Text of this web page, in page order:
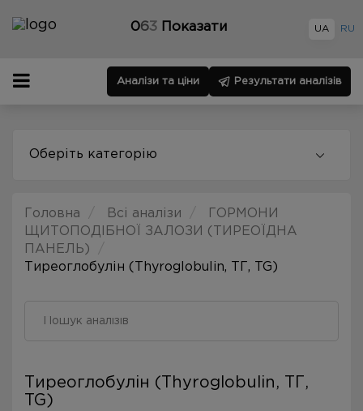
063 Показати UA RU
Аналізи та ціни Результати аналізів
Оберіть категорію
Головна Всі аналізи
ГОРМОНИ
ЩИТОПОДІБНОЇ ЗАЛОЗИ (ТИРЕОЇДНА
ПАНЕЛЬ)
Тиреоглобулін (Thyroglobulin, ТГ, TG)
Тиреоглобулін (Thyroglobulin, ТГ,
TG)